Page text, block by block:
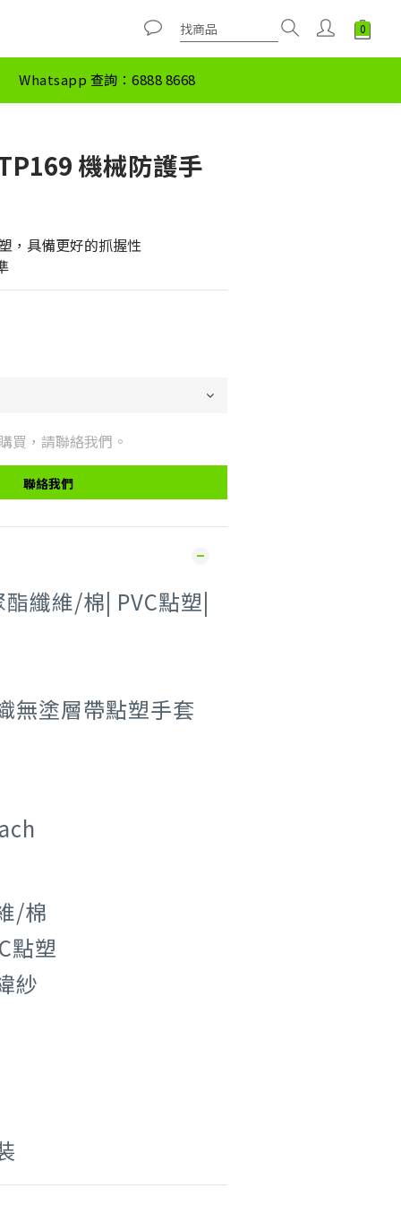
Whatsapp 查詢：6888 8668
機械防護手
，具備更好的抓握性
買，請聯絡我們。
聯絡我們
纖維/棉| PVC點塑|
無塗層帶點塑手套
/棉
點塑
紗